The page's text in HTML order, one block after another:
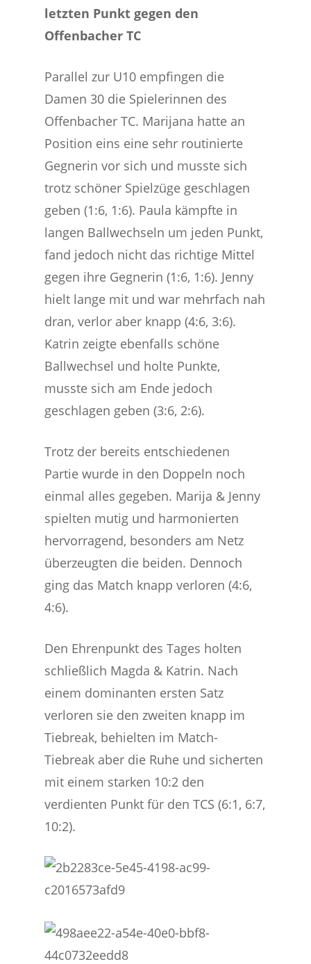
letzten Punkt gegen den
Offenbacher TC
Parallel zur U10 empfingen die
Damen 30 die Spielerinnen des
Offenbacher TC. Marijana hatte an
Position eins eine sehr routinierte
Gegnerin vor sich und musste sich
trotz schöner Spielzüge geschlagen
geben (1:6, 1:6). Paula kämpfte in
langen Ballwechseln um jeden Punkt,
fand jedoch nicht das richtige Mittel
gegen ihre Gegnerin (1:6, 1:6). Jenny
hielt lange mit und war mehrfach nah
dran, verlor aber knapp (4:6, 3:6).
Katrin zeigte ebenfalls schöne
Ballwechsel und holte Punkte,
musste sich am Ende jedoch
geschlagen geben (3:6, 2:6).
Trotz der bereits entschiedenen
Partie wurde in den Doppeln noch
einmal alles gegeben. Marija & Jenny
spielten mutig und harmonierten
hervorragend, besonders am Netz
überzeugten die beiden. Dennoch
ging das Match knapp verloren (4:6,
4:6).
Den Ehrenpunkt des Tages holten
schließlich Magda & Katrin. Nach
einem dominanten ersten Satz
verloren sie den zweiten knapp im
Tiebreak, behielten im Match-
Tiebreak aber die Ruhe und sicherten
mit einem starken 10:2 den
verdienten Punkt für den TCS (6:1, 6:7,
10:2).